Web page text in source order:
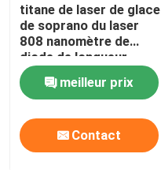
titane de laser de glace
de soprano du laser
808 nanomètre de
diode de longueur
d'onde de triple de
755nm 1600W
meilleur prix
Contact